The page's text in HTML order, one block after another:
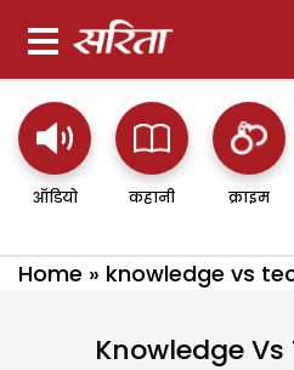
ऑडियो कहानी क्राइम
Home » knowledge vs
Knowledge